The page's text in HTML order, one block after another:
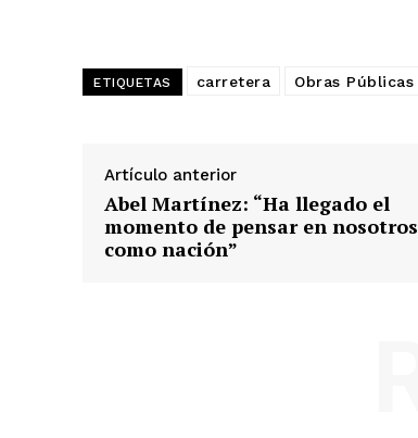
ETIQUETAS carretera Obras Públicas
Artículo anterior
Abel Martínez: “Ha llegado el
momento de pensar en nosotros
como nación”